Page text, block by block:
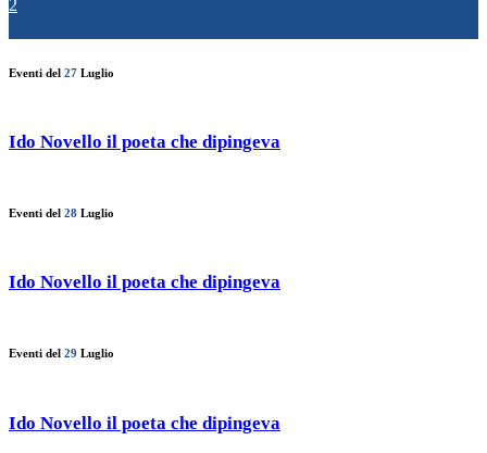
2
Eventi del 27 Luglio
Ido Novello il poeta che dipingeva
Eventi del 28 Luglio
Ido Novello il poeta che dipingeva
Eventi del 29 Luglio
Ido Novello il poeta che dipingeva